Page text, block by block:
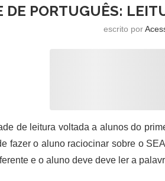
DE PORTUGUÊS:
escrito por
de leitura voltada a alunos do
fazer o aluno raciocinar sobre o
e o aluno deve deve ler a